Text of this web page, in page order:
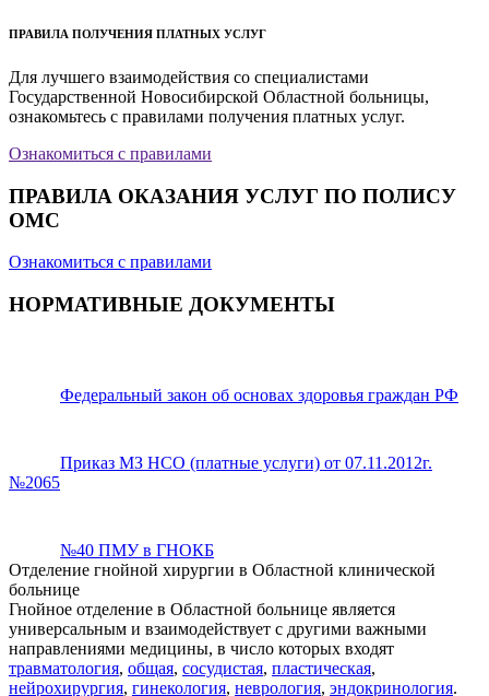
ПРАВИЛА ПОЛУЧЕНИЯ ПЛАТНЫХ УСЛУГ
Для лучшего взаимодействия со специалистами
Государственной Новосибирской Областной больницы,
ознакомьтесь с правилами получения платных услуг.
Ознакомиться с правилами
ПРАВИЛА ОКАЗАНИЯ УСЛУГ ПО ПОЛИСУ
ОМС
Ознакомиться с правилами
НОРМАТИВНЫЕ ДОКУМЕНТЫ
Федеральный закон об основах здоровья граждан РФ
Приказ МЗ НСО (платные услуги) от 07.11.2012г.
№2065
№40 ПМУ в ГНОКБ
Отделение гнойной хирургии в Областной клинической
больнице
Гнойное отделение в Областной больнице является
универсальным и взаимодействует с другими важными
направлениями медицины, в число которых входят
травматология, общая, сосудистая, пластическая,
нейрохирургия, гинекология, неврология, эндокринология.